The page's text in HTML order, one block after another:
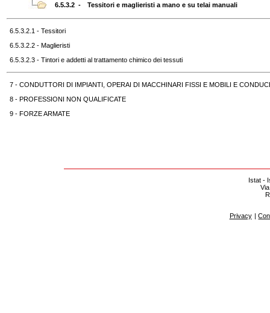
6.5.3.2 - Tessitori e maglieristi a mano e su telai manuali
6.5.3.2.1 - Tessitori
6.5.3.2.2 - Maglieristi
6.5.3.2.3 - Tintori e addetti al trattamento chimico dei tessuti
7 - CONDUTTORI DI IMPIANTI, OPERAI DI MACCHINARI FISSI E MOBILI E
8 - PROFESSIONI NON QUALIFICATE
9 - FORZE ARMATE
Istat -
Privacy |